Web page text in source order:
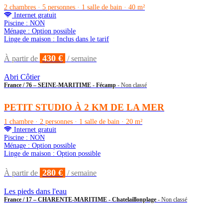
2 chambres · 5 personnes · 1 salle de bain · 40 m²
Internet gratuit
Piscine : NON
Ménage : Option possible
Linge de maison : Inclus dans le tarif
À partir de 430 € / semaine
Abri Côtier
France / 76 – SEINE-MARITIME - Fécamp - Non classé
PETIT STUDIO À 2 KM DE LA MER
1 chambre · 2 personnes · 1 salle de bain · 20 m²
Internet gratuit
Piscine : NON
Ménage : Option possible
Linge de maison : Option possible
À partir de 280 € / semaine
Les pieds dans l'eau
France / 17 – CHARENTE-MARITIME - Chatelaillonplage - Non classé